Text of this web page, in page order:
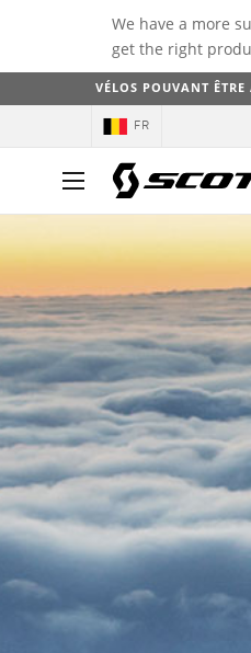
We have a more
get the right
VÉLOS POUVANT
FR